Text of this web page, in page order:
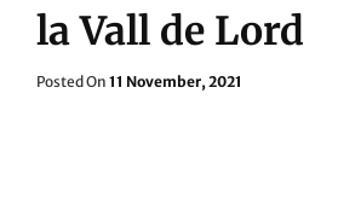
la Vall de Lord
Posted On Posted
11 November, 2021